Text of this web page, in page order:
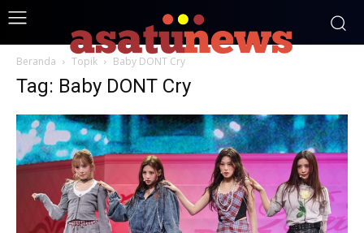
Beranda Topik Baby DONT Cry
Tag: Baby DONT Cry